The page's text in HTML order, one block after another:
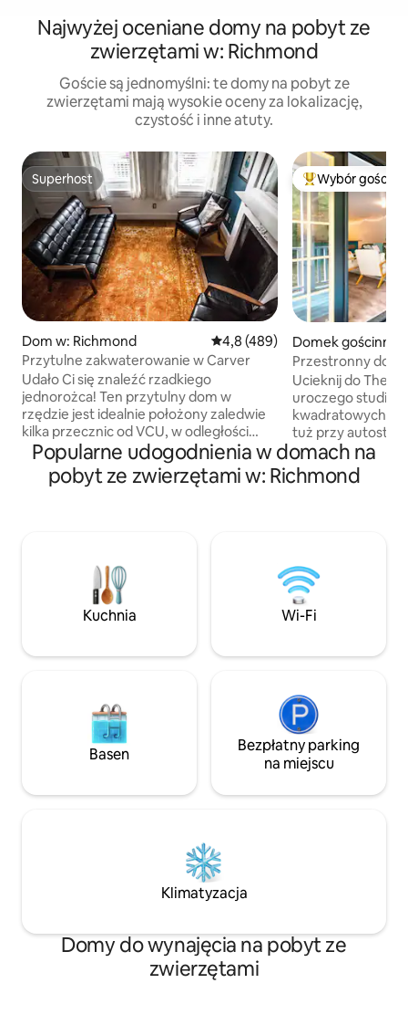
Najwyżej oceniane domy na pobyt ze
zwierzętami w: Richmond
Goście są jednomyślni: te domy na pobyt ze
zwierzętami mają wysokie oceny za lokalizację,
czystość i inne atuty.
Superhost
Superhost
Dom w: Richmond Średnia ocena: 4,8 na 5, liczba
4,8 (489)
Przytulne zakwaterowanie w Carver
Udało Ci się znaleźć rzadkiego
jednorożca! Ten przytulny dom w
rzędzie jest idealnie położony zaledwie
kilka przecznic od VCU, w odległości
krótkiego spaceru od Fan, Jackson Ward
i centrum miasta. Znajduje się on
również niecałe 3 km od "Richmond 's
sztuką, granitowymi blatami,
urządzeniami ze stali nierdzewnej i
sosnowymi podłogami. Znajdziesz tu
wszystko, czego potrzebujesz do
zaparkować bezpłatnie dzięki naszej
Wybór gości
Domek gościnny
nd
Przestronny
przyjazny
Ucieknij do The
uroczego studia
kwadratowych,
tuż przy
kilka minut od
prywatnym
to idealne miejsce
telewizor, idealny
dniu zwiedzania. Ciesz się kawą na
prywatnym
przyrodzie przed
STR2024-00002
Popularne udogodnienia w domach na
pobyt ze zwierzętami w: Richmond
Kuchnia Wi-Fi
Basen
Bezpłatny parking
na miejscu
Klimatyzacja
Domy do wynajęcia na pobyt ze
zwierzętami